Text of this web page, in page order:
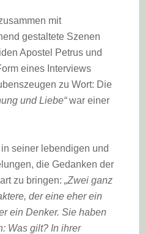
mit
gestaltete Szenen
Apostel Petrus und
eines Interviews
zu Wort: Die
und Liebe“war einer
seiner lebendigen und
die Gedanken der
zu bringen: „Zwei ganz
der eine eher ein
ein Denker. Sie haben
Was gilt? In ihrer